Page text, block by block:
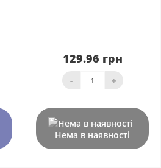
129.96 грн
- +
Нема в наявності